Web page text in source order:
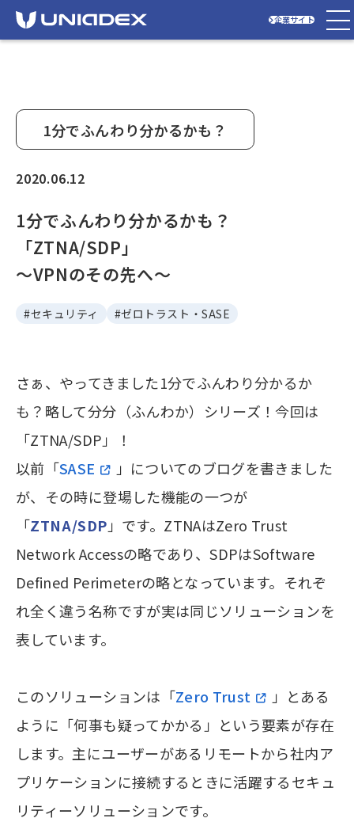
企業サイト
1分でふんわり分かるかも？
2020.06.12
1分でふんわり分かるかも？
「ZTNA/SDP」
～VPNのその先へ～
#セキュリティ #ゼロトラスト・SASE
さぁ、やってきました1分でふんわり分かるか
も？略して分分（ふんわか）シリーズ！今回は
「ZTNA/SDP」！
以前「SASE
」についてのブログを書きました
が、その時に登場した機能の一つが
「ZTNA/SDP 」です。ZTNAはZero Trust
Network Accessの略であり、SDPはSoftware
Defined Perimeterの略となっています。それぞ
れ全く違う名称ですが実は同じソリューションを
表しています。
このソリューションは「Zero Trust
」とある
ように「何事も疑ってかかる」という要素が存在
します。主にユーザーがあるリモートから社内ア
プリケーションに接続するときに活躍するセキュ
リティーソリューションです。